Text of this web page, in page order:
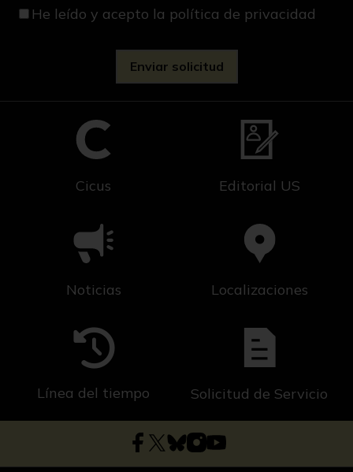
He leído y acepto la política de privacidad
Cicus Editorial US
Noticias Localizaciones
Línea del tiempo Solicitud de Servicio